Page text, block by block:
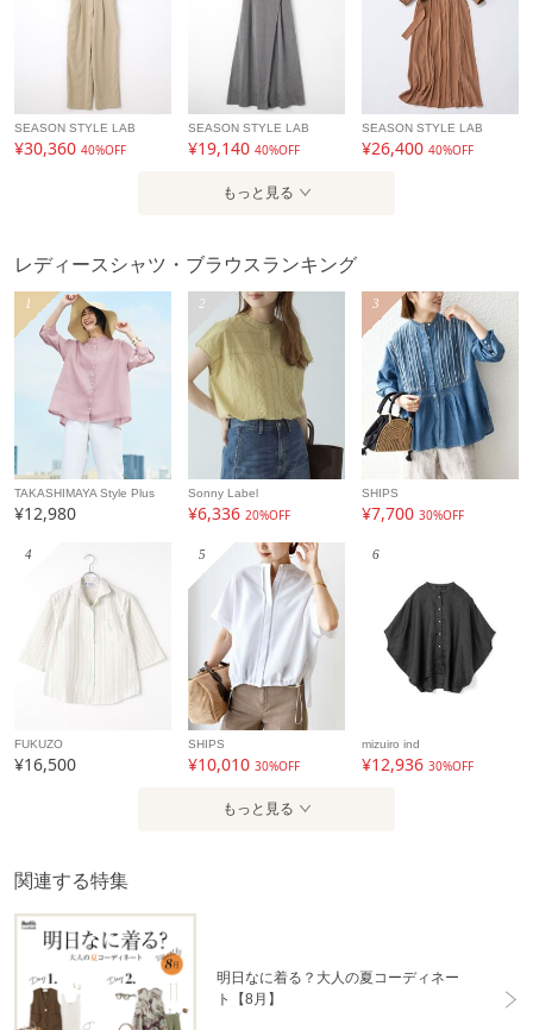
SEASON STYLE LAB
¥30,360 40%OFF
SEASON STYLE LAB
¥19,140 40%OFF
SEASON STYLE LAB
¥26,400 40%OFF
もっと見る
レディースシャツ・ブラウスランキング
1
TAKASHIMAYA Style Plus
¥12,980
2
Sonny Label
¥6,33620%OFF
3
SHIPS
¥7,70030%OFF
4
FUKUZO
¥16,500
5
SHIPS
¥10,01030%OFF
6
mizuiro ind
¥12,93630%OFF
もっと見る
関連する特集
明日なに着る？大人の夏コーディネー
ト【8月】